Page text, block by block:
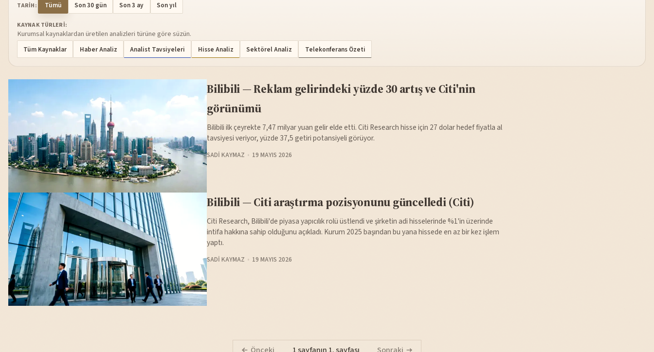
TARIH: Tümü Son 30 gün Son 3 ay Son yıl
KAYNAK TÜRLERI:
Kurumsal kaynaklardan üretilen analizleri türüne göre süzün.
Tüm Kaynaklar Haber Analiz Analist Tavsiyeleri Hisse Analiz Sektörel Analiz Telekonferans Özeti
Bilibili — Reklam gelirindeki yüzde 30 artış ve Citi'nin
görünümü
Bilibili ilk çeyrekte 7,47 milyar yuan gelir elde etti. Citi Research hisse için 27 dolar hedef fiyatla al
tavsiyesi veriyor, yüzde 37,5 getiri potansiyeli görüyor.
SADI KAYMAZ 19 MAYIS 2026
Bilibili — Citi araştırma pozisyonunu güncelledi (Citi)
Citi Research, Bilibili'de piyasa yapıcılık rolü üstlendi ve şirketin adi hisselerinde %1'in üzerinde
intifa hakkına sahip olduğunu açıkladı. Kurum 2025 başından bu yana hissede en az bir kez işlem
yaptı.
SADI KAYMAZ 19 MAYIS 2026